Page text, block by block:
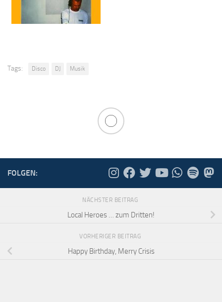
Tags: Disco DJ Musik
FOLGEN:
NÄCHSTER BEITRAG
Local Heroes … zum Dritten!
VORHERIGER BEITRAG
Happy Birthday, Merry Crisis